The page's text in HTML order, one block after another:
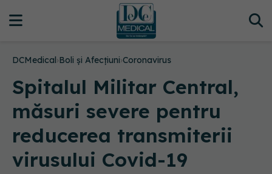
DCMedical›Boli și Afecțiuni›Coronavirus
Spitalul Militar Central,
măsuri severe pentru
reducerea transmiterii
virusului Covid-19